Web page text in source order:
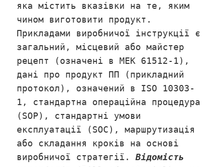
яка містить вказівки на те, яким
чином виготовити продукт.
Прикладами виробничої інструкції є
загальний, місцевий або майстер
рецепт (означені в МЕК 61512-1),
дані про продукт ПП (прикладний
протокол), означений в ISO 10303-
1, стандартна операційна процедура
(SOP), стандартні умови
експлуатації (SOC), маршрутизація
або складання кроків на основі
виробничої стратегії.Відомість